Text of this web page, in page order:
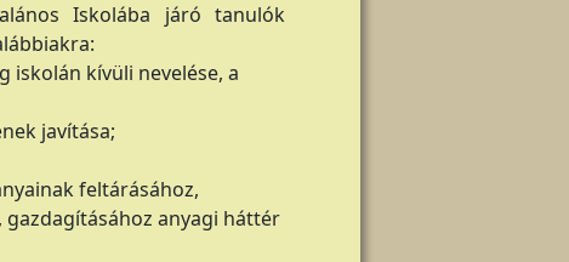
Iskolába járó tanulók
iskolán kívüli nevelése, a
javítása;
feltárásához,
anyagi háttér